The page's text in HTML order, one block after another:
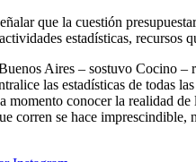
que la cuestión
estadísticas,
Aires – sostuvo Cocino –
las estadísticas de todas
momento conocer la realidad
corren se hace